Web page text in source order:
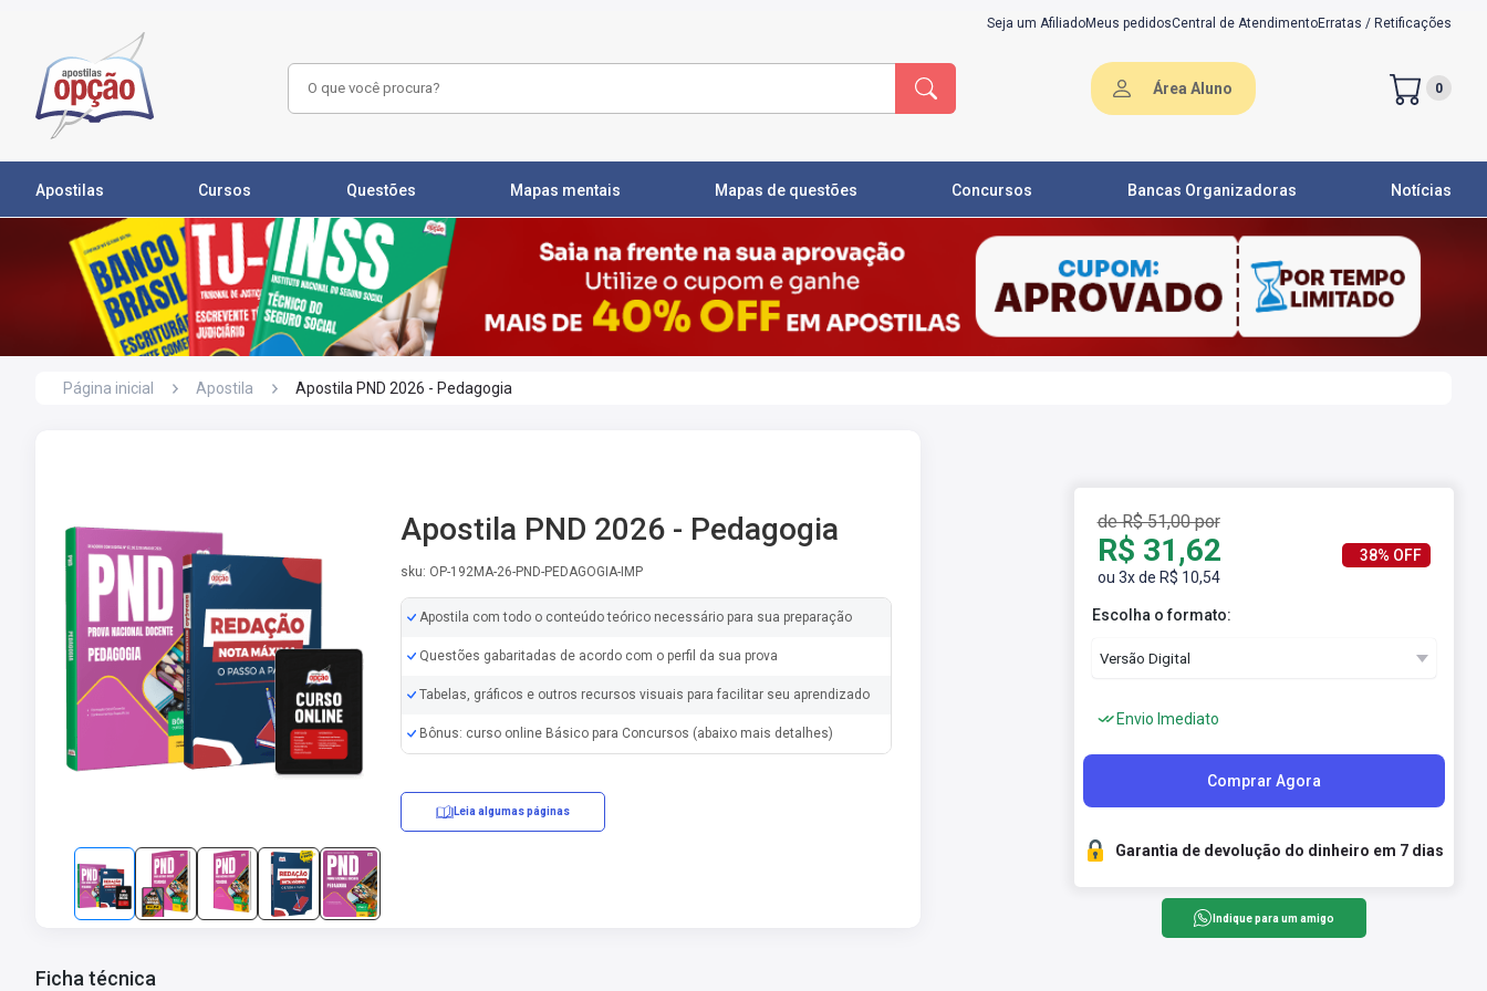
Seja um AfiliadoMeus pedidosCentral de AtendimentoErratas / Retificações
Área Aluno 0
Apostilas Cursos Questões Mapas mentais Mapas de questões Concursos Bancas Organizadoras Notícias
Página inicial Apostila Apostila PND 2026 - Pedagogia
Apostila PND 2026 - Pedagogia
sku: OP-192MA-26-PND-PEDAGOGIA-IMP
Apostila com todo o conteúdo teórico necessário para sua preparação
Questões gabaritadas de acordo com o perfil da sua prova
Tabelas, gráficos e outros recursos visuais para facilitar seu aprendizado
Bônus: curso online Básico para Concursos (abaixo mais detalhes)
Leia algumas páginas
Ficha técnica
de R$ 51,00 por
R$ 31,62
ou 3x de R$ 10,54
38% OFF
Escolha o formato:
Envio Imediato
Comprar Agora
Garantia de devolução do dinheiro em 7 dias
Indique para um amigo